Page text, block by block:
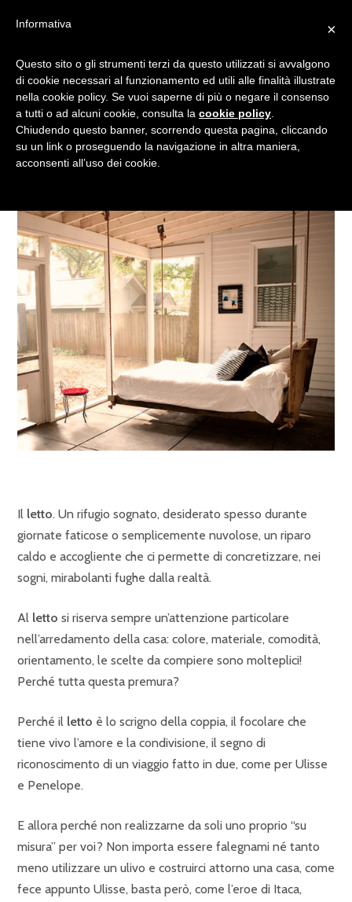
LA BUONANOTTE A MODO
TUO: IDEE PER COSTRUIRE
UN LETTO FAI DA TE
Il letto. Un rifugio sognato, desiderato spesso durante
giornate faticose o semplicemente nuvolose, un riparo
caldo e accogliente che ci permette di concretizzare, nei
sogni, mirabolanti fughe dalla realtà.
Al letto si riserva sempre un’attenzione particolare
nell’arredamento della casa: colore, materiale, comodità,
orientamento, le scelte da compiere sono molteplici!
Perché tutta questa premura?
Perché il letto è lo scrigno della coppia, il focolare che
tiene vivo l’amore e la condivisione, il segno di
riconoscimento di un viaggio fatto in due, come per Ulisse
e Penelope.
E allora perché non realizzarne da soli uno proprio “su
misura” per voi? Non importa essere falegnami né tanto
meno utilizzare un ulivo e costruirci attorno una casa, come
fece appunto Ulisse, basta però, come l’eroe di Itaca,
×
Informativa
Questo sito o gli strumenti terzi da questo utilizzati si avvalgono
di cookie necessari al funzionamento ed utili alle finalità illustrate
nella cookie policy. Se vuoi saperne di più o negare il consenso
a tutti o ad alcuni cookie, consulta la cookie policy
Chiudendo questo banner, scorrendo questa pagina, cliccando
su un link o proseguendo la navigazione in altra maniera,
acconsenti all’uso dei cookie.